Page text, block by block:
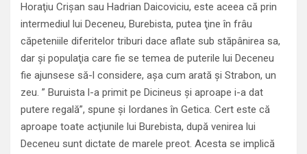
Horaţiu Crişan sau Hadrian Daicoviciu, este aceea că prin
intermediul lui Deceneu, Burebista, putea ţine în frâu
căpeteniile diferitelor triburi dace aflate sub stăpânirea sa,
dar şi populaţia care fie se temea de puterile lui Deceneu
fie ajunsese să-l considere, aşa cum arată şi Strabon, un
zeu. ” Buruista l-a primit pe Dicineus şi aproape i-a dat
putere regală”, spune şi Iordanes în Getica. Cert este că
aproape toate acţiunile lui Burebista, după venirea lui
Deceneu sunt dictate de marele preot. Acesta se implică